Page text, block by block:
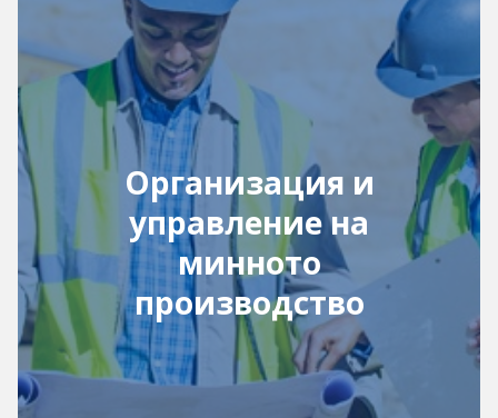
Организация и
управление на
минното
производство